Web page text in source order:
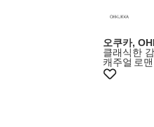
오쿠카,
클래식한
캐주얼 로